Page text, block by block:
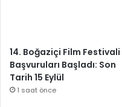
14. Boğaziçi Film Festivali
Başvuruları Başladı: Son
Tarih 15 Eylül
1 saat önce